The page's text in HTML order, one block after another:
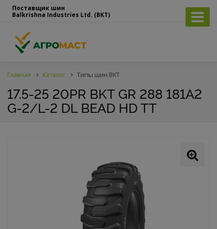
Поставщик шин
Balkrishna Industries Ltd. (BKT)
Главная Каталог Типы шин BKT
17.5-25 20PR BKT GR 288 181A2
G-2/L-2 DL BEAD HD TT